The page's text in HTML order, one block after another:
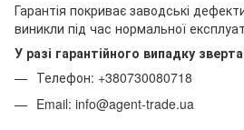
Гарантія покриває заводські
виникли під час нормальної
У разі гарантійного випадку
Телефон: +380730080718
Email: info@agent-trade.ua